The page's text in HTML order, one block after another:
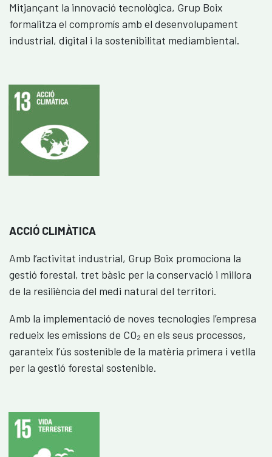
Mitjançant la innovació tecnològica, Grup Boix
formalitza el compromís amb el desenvolupament
industrial, digital i la sostenibilitat mediambiental.
ACCIÓ CLIMÀTICA
Amb l’activitat industrial, Grup Boix promociona la
gestió forestal, tret bàsic per la conservació i millora
de la resiliència del medi natural del territori.
Amb la implementació de noves tecnologies l’empresa
redueix les emissions de CO₂ en els seus processos,
garanteix l’ús sostenible de la matèria primera i vetlla
per la gestió forestal sostenible.